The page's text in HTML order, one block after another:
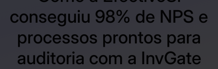
conseguiu 98% de NPS e
processos prontos para
auditoria com a InvGate